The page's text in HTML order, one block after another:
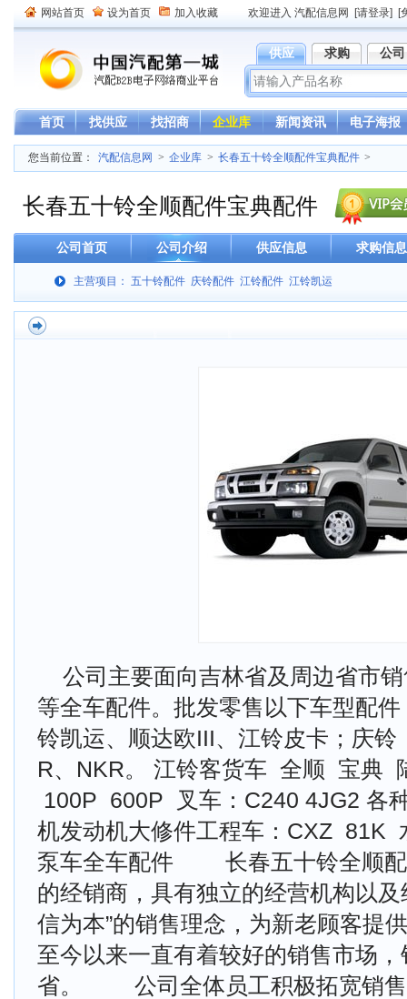
网站首页 设为首页 加入收藏 欢迎进入 汽配信息网 [请登录] [
供应 求购 公司
首页 找供应 找招商 企业库 新闻资讯 电子海报
您当前位置： 汽配信息网 > 企业库 > 长春五十铃全顺配件宝典配件 >
长春五十铃全顺配件宝典配件
公司首页 公司介绍 供应信息 求购信息
主营项目： 五十铃配件 庆铃配件 江铃配件 江铃凯运
公司主要面向吉林省及周边省市
等全车配件。批发零售以下车型配
铃凯运、顺达欧III、江铃皮卡；庆铃
R、NKR。 江铃客货车 全顺 宝典
100P 600P 叉车：C240 4JG2 各
机发动机大修件工程车：CXZ 81K
泵车全车配件 长春五十铃全顺配
的经销商，具有独立的经营机构以
信为本”的销售理念，为新老顾客提
至今以来一直有着较好的销售市场
省。 公司全体员工积极拓宽销售